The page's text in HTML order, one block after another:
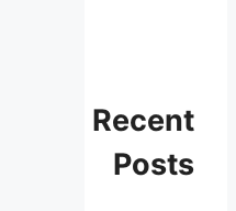
Recent
Posts